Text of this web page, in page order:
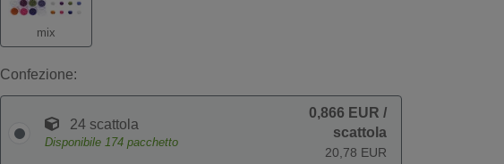
mix
Confezione:
24 scattola
Disponibile 174 pacchetto
0,866 EUR /
scattola
20,78 EUR